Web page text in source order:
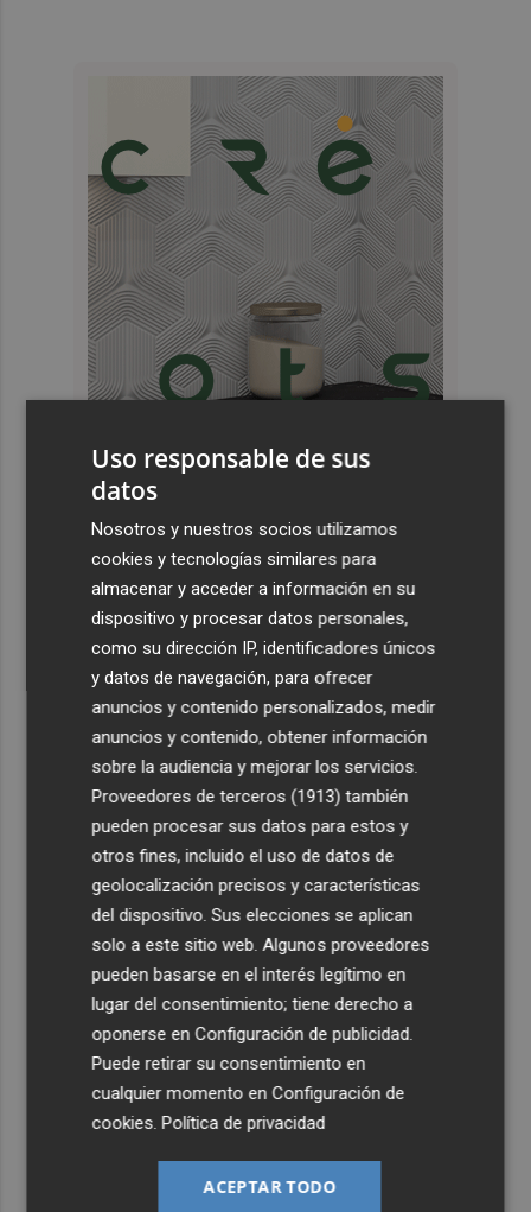
Últimas Noticias
El Tesoro cierra el martes las subastas de agosto con
una emisión de letras a tres y nueve meses
Los seis EcoPuntos móviles de Murcia se mantienen
activos en verano tras recoger 122 toneladas de
residuos en el inicio de 2026
Los medios de extinción trabajan en los frentes de Catí y
Tírig tras controlarse el incendio de la Sierra
Engarcerán
Murcia registra 626 colonias felinas en todo el municipio
y esteriliza a cerca de 2.990 gatos
Luís Castro: "El equipo debe tener la identidad del club;
no tener miedo a nadie y, cuando tengamos que sufrir,
sufrir todos juntos”
Uso responsable de sus
datos
Nosotros y nuestros socios utilizamos
cookies y tecnologías similares para
almacenar y acceder a información en su
dispositivo y procesar datos personales,
como su dirección IP, identificadores únicos
y datos de navegación, para ofrecer
anuncios y contenido personalizados, medir
anuncios y contenido, obtener información
sobre la audiencia y mejorar los servicios.
Proveedores de terceros (1913) también
pueden procesar sus datos para estos y
otros fines, incluido el uso de datos de
geolocalización precisos y características
del dispositivo. Sus elecciones se aplican
solo a este sitio web. Algunos proveedores
pueden basarse en el interés legítimo en
lugar del consentimiento; tiene derecho a
oponerse enConfiguración de publicidad.
Puede retirar su consentimiento en
cualquier momento enConfiguración de
cookies.Política de privacidad
ACEPTAR TODO